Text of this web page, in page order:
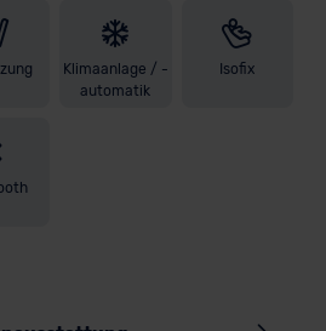
Klimaanlage / -
automatik
Isofix